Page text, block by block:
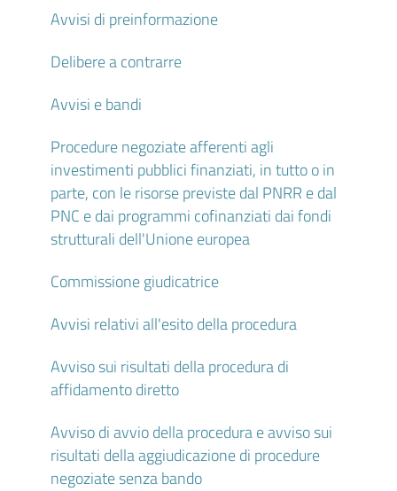
Avvisi di preinformazione
Delibere a contrarre
Avvisi e bandi
Procedure negoziate afferenti agli
investimenti pubblici finanziati, in tutto o in
parte, con le risorse previste dal PNRR e dal
PNC e dai programmi cofinanziati dai fondi
strutturali dell'Unione europea
Commissione giudicatrice
Avvisi relativi all'esito della procedura
Avviso sui risultati della procedura di
affidamento diretto
Avviso di avvio della procedura e avviso sui
risultati della aggiudicazione di procedure
negoziate senza bando